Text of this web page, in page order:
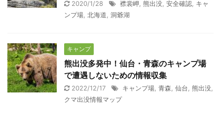
2020/1/28 襟裳岬 熊出没 安全確認 キャ
ンプ場 北海道 洞爺湖
キャンプ
熊出没多発中！仙台・青森のキャンプ場
で遭遇しないための情報収集
2022/12/17 キャンプ場 青森 仙台 熊出没
クマ出没情報マップ